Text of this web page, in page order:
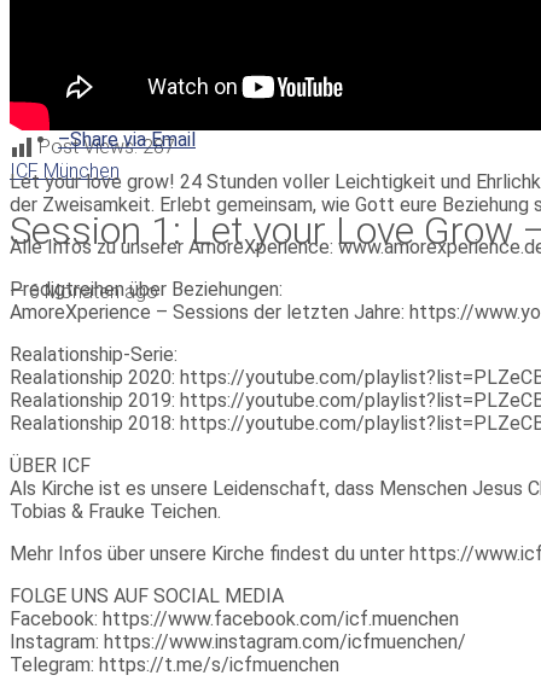
Post Views: 287
ICF München
Session 1: Let your Love Grow
— 6 Monaten ago
Share on Twitter
–Share on Facebook
–Share via Email
Let your love grow! 24 Stunden voller Leichtigkeit und
der Zweisamkeit. Erlebt gemeinsam, wie Gott eure Beziehung
Alle Infos zu unserer AmoreXperience:
Predigtreihen über Beziehungen:
AmoreXperience – Sessions der letzten Jahre: https://
Realationship-Serie:
Realationship 2020: https://youtube.com/
Realationship 2019: https://youtube.com/
Realationship 2018: https://youtube.com/
ÜBER ICF
Als Kirche ist es unsere Leidenschaft, dass Menschen Jesus
Tobias & Frauke Teichen.
Mehr Infos über unsere Kirche findest du unter https://
FOLGE UNS AUF SOCIAL MEDIA
Facebook: https://www.facebook.com/icf.muenchen
Instagram: https://www.instagram.com/icfmuenchen/
Telegram: https://t.me/s/icfmuenchen